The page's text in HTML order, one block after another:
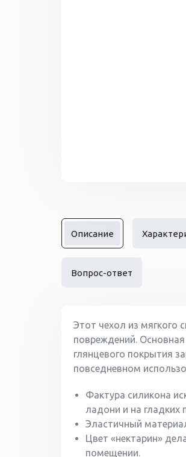
Описание
Вопрос-ответ
Этот чехол из мягкого
повреждений. Основная
глянцевого покрытия
повседневном
Фактура силикона
ладони и на гладких
Эластичный
Цвет «нектарин»
помещении.